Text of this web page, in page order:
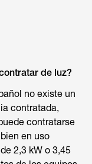
de luz?
no existe un
contratada,
contratarse
en uso
2,3 kW o 3,45